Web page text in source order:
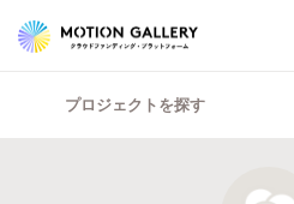
プロジェクトを探す